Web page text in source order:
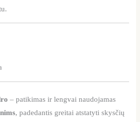
– patikimas ir lengvai naudojamas
, padedantis greitai atstatyti skysčių